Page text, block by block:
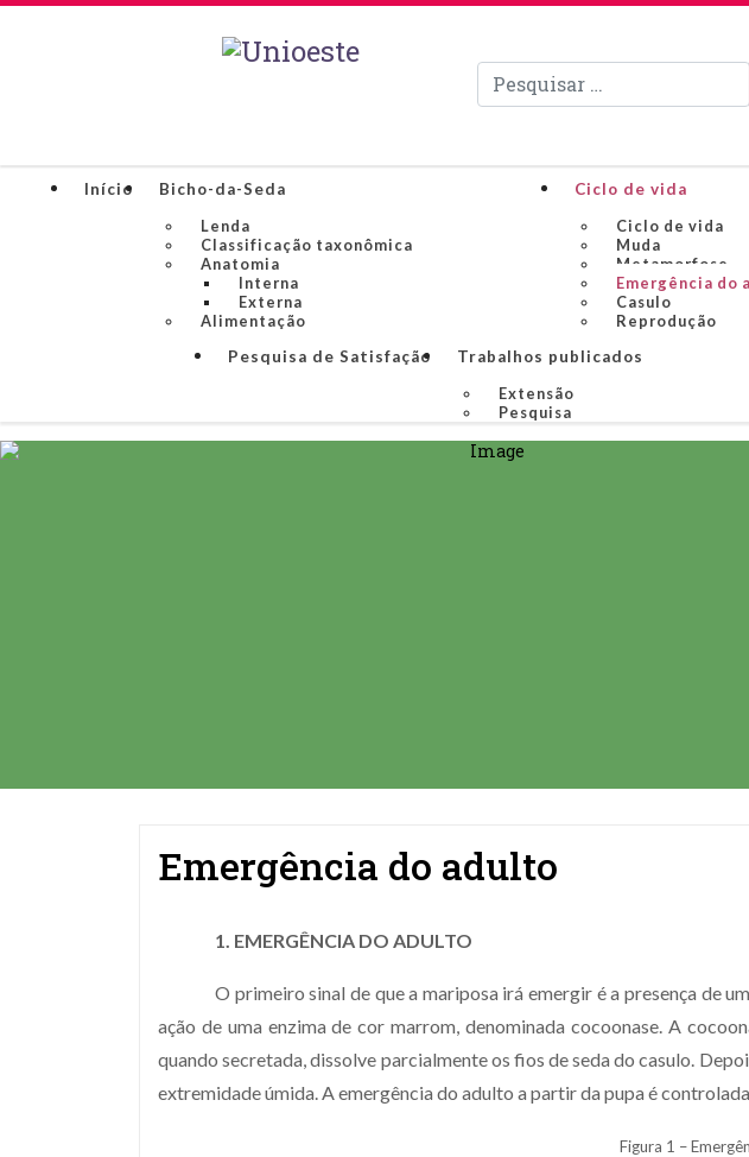
Pesquisar
Início
Bicho-da-Seda
Lenda
Classificação taxonômica
Anatomia
Interna
Externa
Alimentação
Ciclo de vida
Ciclo de vida
Muda
Metamorfose
Emergência do
Casulo
Reprodução
Pesquisa de Satisfação
Trabalhos publicados
Extensão
Pesquisa
Emergência do adulto
1. EMERGÊNCIA DO ADULTO
O primeiro sinal de que a mariposa irá emergir é a presença de
ação de uma enzima de cor marrom, denominada cocoonase. A
quando secretada, dissolve parcialmente os fios de seda do casulo.
extremidade úmida. A emergência do adulto a partir da pupa é
Figura 1 –